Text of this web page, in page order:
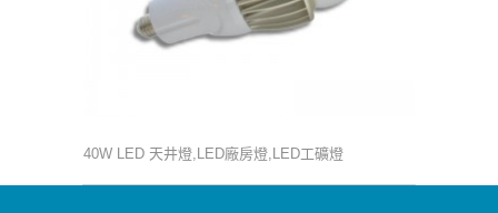
40W LED 天井燈,LED廠房燈,LED工礦燈